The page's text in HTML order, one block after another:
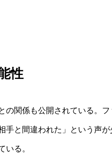
性
の関係も公開されている。
手と間違われた」という声
いる。